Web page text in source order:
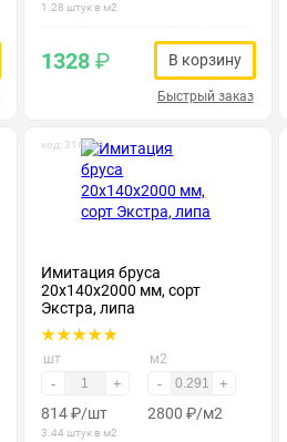
1.28 штук в м2
1328₽ В корзину
Быстрый заказ
код: 316003
Имитация бруса
20х140х2000 мм, сорт
Экстра, липа
шт
- +
814₽/шт
3.44 штук в м2
м2
- +
2800 ₽/м2